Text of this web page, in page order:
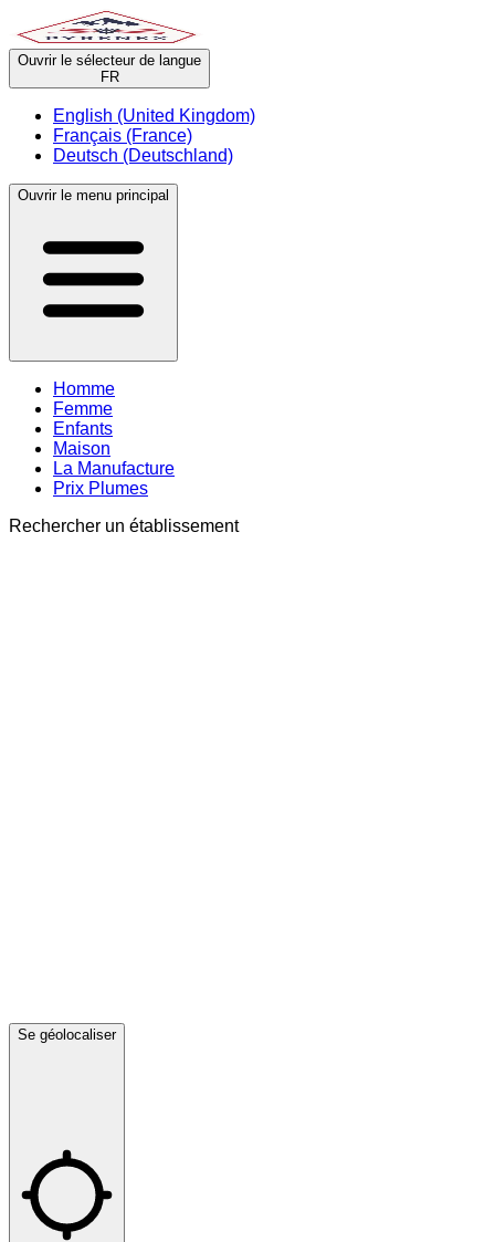
Ouvrir le sélecteur de langue
FR
English (United Kingdom)
Français (France)
Deutsch (Deutschland)
Ouvrir le menu principal
Homme
Femme
Enfants
Maison
La Manufacture
Prix Plumes
Rechercher un établissement
Se géolocaliser